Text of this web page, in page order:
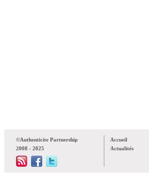
©Authenticite Partnership
2008 - 2025
Accueil
Actualités